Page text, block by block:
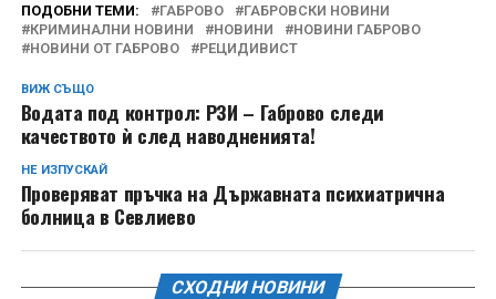
ПОДОБНИ ТЕМИ: ГАБРОВО
ГАБРОВСКИ НОВИНИ
КРИМИНАЛНИ НОВИНИ
НОВИНИ
НОВИНИ ГАБРОВО
НОВИНИ ОТ ГАБРОВО
РЕЦИДИВИСТ
ВИЖ СЪЩО
Водата под контрол: РЗИ – Габрово следи
качеството ѝ след наводненията!
НЕ ИЗПУСКАЙ
Проверяват пръчка на Държавната психиатрична
болница в Севлиево
СХОДНИ НОВИНИ